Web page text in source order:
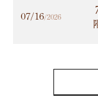
07/16/2026